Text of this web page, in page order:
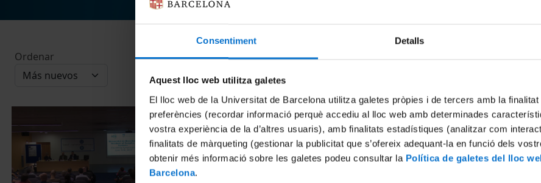
Consentiment Detalls
Aquest lloc web utilitza galetes
El lloc web de la Universitat de Barcelona utilitza galetes pròpies i de tercers amb la
preferències (recordar informació perquè accediu al lloc web amb determinades
vostra experiència de la d’altres usuaris), amb finalitats estadístiques (analitzar com
finalitats de màrqueting (gestionar la publicitat que s’ofereix adequant-la en funció dels
obtenir més informació sobre les galetes podeu consultar la Política de galetes del lloc
Barcelona.
Ordenar